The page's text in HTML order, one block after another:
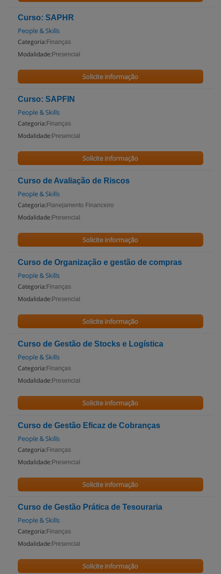
Curso: SAPHR
People & Skills
Categoria: Finanças
Modalidade: Presencial
Solicite informação
Curso: SAPFIN
People & Skills
Categoria: Finanças
Modalidade: Presencial
Solicite informação
Curso de Avaliação de Riscos
People & Skills
Categoria: Planejamento Financeiro
Modalidade: Presencial
Solicite informação
Curso de Organização e gestão de compras
People & Skills
Categoria: Finanças
Modalidade: Presencial
Solicite informação
Curso de Gestão de Stocks e Logística
People & Skills
Categoria: Finanças
Modalidade: Presencial
Solicite informação
Curso de Gestão Eficaz de Cobranças
People & Skills
Categoria: Finanças
Modalidade: Presencial
Solicite informação
Curso de Gestão Prática de Tesouraria
People & Skills
Categoria: Finanças
Modalidade: Presencial
Solicite informação